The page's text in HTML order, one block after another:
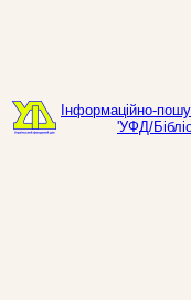
Інформаційно-
'УФД/